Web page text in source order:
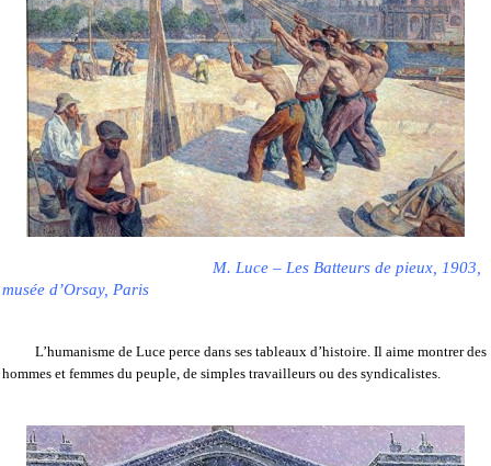
M. Luce – Les Batteurs de pieux, 1903,
musée d’Orsay, Paris
L’humanisme de Luce perce dans ses tableaux d’histoire. Il aime montrer des
hommes et femmes du peuple, de simples travailleurs ou des syndicalistes.